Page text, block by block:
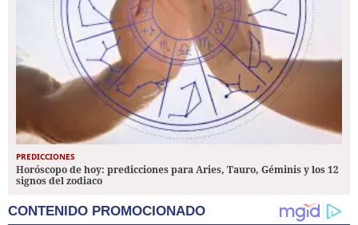
PREDICCIONES
Horóscopo de hoy: predicciones para Aries, Tauro, Géminis y los 12
signos del zodiaco
CONTENIDO PROMOCIONADO